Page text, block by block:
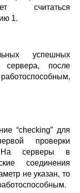
считаться
1.
успешных
сервера, после
“checking” для
проверки
На серверы в
соединения
не указан, то